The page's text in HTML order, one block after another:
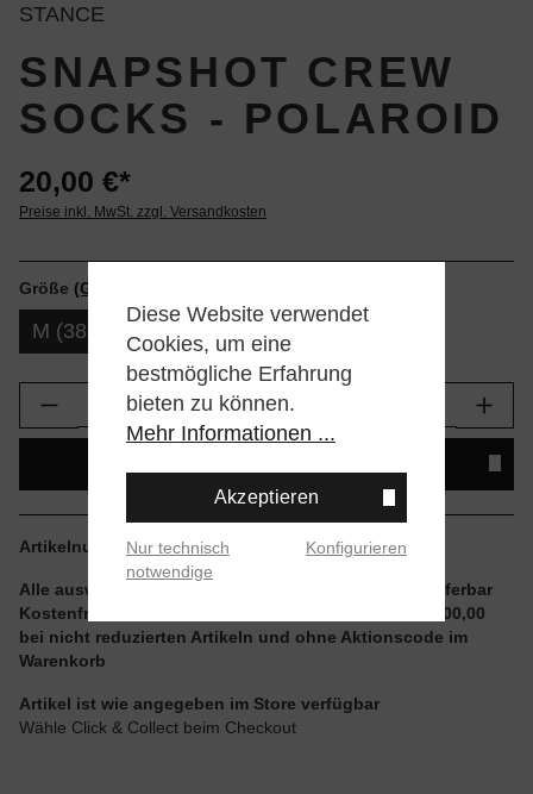
STANCE
SNAPSHOT CREW
SOCKS - POLAROID
20,00 €*
Preise inkl. MwSt. zzgl. Versandkosten
Größe (Größentabellen)
M (38-42) L (43-47)
Produkt Anzahl: Gib den gewünschten
Artikelnummer:A555D25SNA-MUL.M
Alle auswählbaren Größen und Artikel sind sofort lieferbar
Kostenfreier Versand ab einem Einkaufswert von € 100,00
bei nicht reduzierten Artikeln und ohne Aktionscode im
Warenkorb
Artikel ist wie angegeben im Store verfügbar
Wähle Click & Collect beim Checkout
Diese Website verwendet
Cookies, um eine
bestmögliche Erfahrung
bieten zu können.
Mehr Informationen ...
Akzeptieren
Nur technisch
notwendige
Konfigurieren